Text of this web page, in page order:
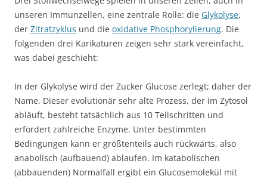
unseren Immunzellen, eine zentrale Rolle: die Glykolyse,
der Zitratzyklus und die oxidative Phosphorylierung. Die
folgenden drei Karikaturen zeigen sehr stark vereinfacht,
was dabei geschieht:
In der Glykolyse wird der Zucker Glucose zerlegt; daher der
Name. Dieser evolutionär sehr alte Prozess, der im Zytosol
abläuft, besteht tatsächlich aus 10 Teilschritten und
erfordert zahlreiche Enzyme. Unter bestimmten
Bedingungen kann er größtenteils auch rückwärts, also
anabolisch (aufbauend) ablaufen. Im katabolischen
(abbauenden) Normalfall ergibt ein Glucosemolekül mit